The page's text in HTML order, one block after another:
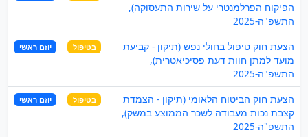
הפיקוח הפרלמנטרי על שירות התעסוקה),
התשפ"ה-2025
הצעת חוק טיפול בחולי נפש (תיקון - קביעת
מועד למתן חוות דעת פסיכיאטרית),
התשפ"ה-2025
בטיפול יוזם ראשי
הצעת חוק הביטוח הלאומי (תיקון - הצמדת
קצבת נכות מעבודה לשכר הממוצע במשק),
התשפ"ה-2025
בטיפול יוזם ראשי